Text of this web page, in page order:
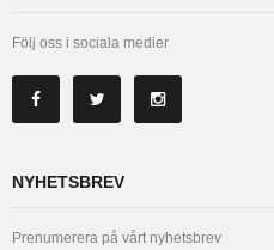
Följ oss i sociala medier
NYHETSBREV
Prenumerera på vårt nyhetsbrev